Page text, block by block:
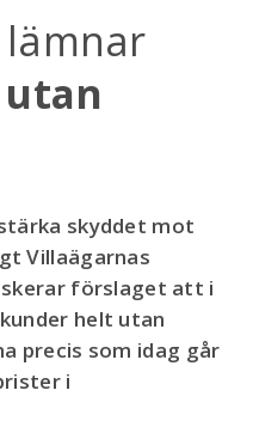
lämnar
skyddet mot
Villaägarnas
förslaget att i
helt utan
precis som idag går
i